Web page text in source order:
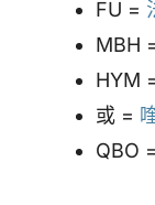
FU =
MBH
HYM
或 =
QBO =